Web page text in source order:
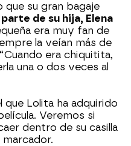
que su gran bagaje
de su hija, Elena
era muy fan de
la veían más de
era chiquitita,
una o dos veces al
Lolita ha adquirido
Veremos si
dentro de su casilla